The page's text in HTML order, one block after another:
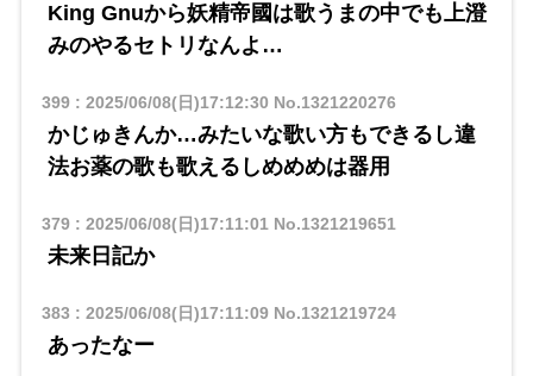
King Gnuから妖精帝國は歌うまの中でも上澄
みのやるセトリなんよ…
399: 2025/06/08(日)17:12:30 No.1321220276
かじゅきんか…みたいな歌い方もできるし違
法お薬の歌も歌えるしめめめは器用
379: 2025/06/08(日)17:11:01No.1321219651
未来日記か
383 : 2025/06/08(日)17:11:09No.1321219724
あったなー